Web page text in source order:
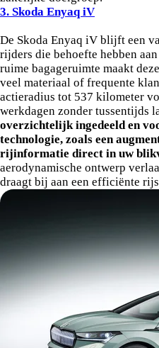
3. Skoda Enyaq iV
De Skoda Enyaq iV blijft een
rijders die behoefte hebben
ruime bagageruimte maakt
veel materiaal of frequente
actieradius tot 537 kilometer
werkdagen zonder tussentijds
overzichtelijk ingedeeld en
technologie, zoals een
rijinformatie direct in uw
aerodynamische ontwerp
draagt bij aan een efficiënte